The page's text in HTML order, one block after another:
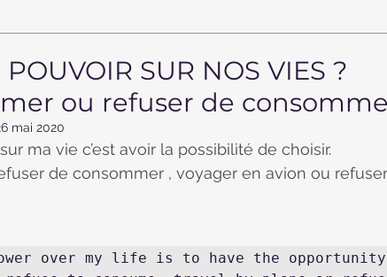
SUR NOS VIES ?
ou refuser de
mai 2020
ma vie c’est avoir la possibilité de choisir.
de consommer , voyager en avion ou
over my life is to have the opportunity